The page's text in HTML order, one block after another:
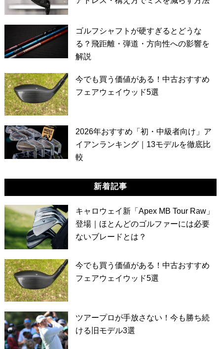
ゴルフシャフトが硬すぎるとどうな
る？飛距離・弾道・方向性への影響を
解説
今でも買う価値がある！中古おすすめ
フェアウェイウッド5選
2026年おすすめ「初・中級者向け」ア
イアンランキング｜13モデルを徹底比
較
新着記事
キャロウェイ新「Apex MB Tour Raw」
登場｜ほとんどのゴルファーには必要
ないブレードとは？
今でも買う価値がある！中古おすすめ
フェアウェイウッド5選
ツアープロが手放さない！今も勝ち続
ける旧モデル3選